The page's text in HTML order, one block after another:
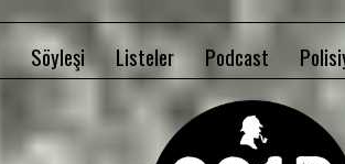
Söyleşi Listeler Podcast